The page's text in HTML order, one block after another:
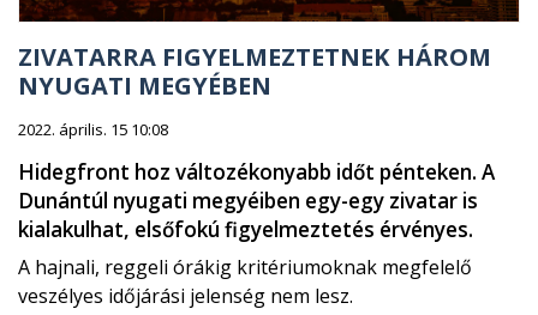
ZIVATARRA FIGYELMEZTETNEK HÁROM
NYUGATI MEGYÉBEN
2022. április. 15 10:08
Hidegfront hoz változékonyabb időt pénteken. A
Dunántúl nyugati megyéiben egy-egy zivatar is
kialakulhat, elsőfokú figyelmeztetés érvényes.
A hajnali, reggeli órákig kritériumoknak megfelelő
veszélyes időjárási jelenség nem lesz.